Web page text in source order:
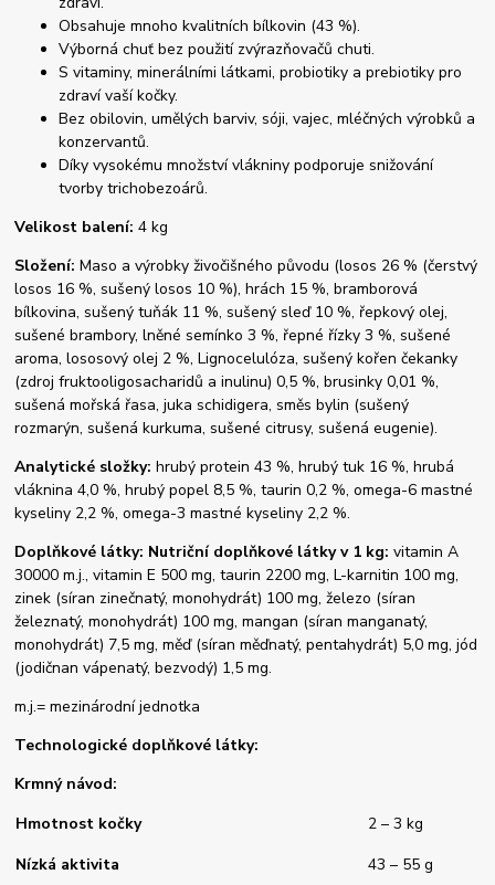
Obsahuje mnoho kvalitních bílkovin (43 %).
Výborná chuť bez použití zvýrazňovačů chuti.
S vitaminy, minerálními látkami, probiotiky a prebiotiky pro
zdraví vaší kočky.
Bez obilovin, umělých barviv, sóji, vajec, mléčných výrobků a
konzervantů.
Díky vysokému množství vlákniny podporuje snižování
tvorby trichobezoárů.
Velikost balení:4 kg
Složení: Maso a výrobky živočišného původu (losos 26 % (čerstvý
losos 16 %, sušený losos 10 %), hrách 15 %, bramborová
bílkovina, sušený tuňák 11 %, sušený sleď 10 %, řepkový olej,
sušené brambory, lněné semínko 3 %, řepné řízky 3 %, sušené
aroma, lososový olej 2 %, Lignocelulóza, sušený kořen čekanky
(zdroj fruktooligosacharidů a inulinu) 0,5 %, brusinky 0,01 %,
sušená mořská řasa, juka schidigera, směs bylin (sušený
rozmarýn, sušená kurkuma, sušené citrusy, sušená eugenie).
Analytické složky:hrubý protein 43 %, hrubý tuk 16 %, hrubá
vláknina 4,0 %, hrubý popel 8,5 %, taurin 0,2 %, omega-6 mastné
kyseliny 2,2 %, omega-3 mastné kyseliny 2,2 %.
Doplňkové látky: Nutriční doplňkové látky v 1 kg:vitamin A
30000 m.j., vitamin E 500 mg, taurin 2200 mg, L-karnitin 100 mg,
zinek (síran zinečnatý, monohydrát) 100 mg, železo (síran
železnatý, monohydrát) 100 mg, mangan (síran manganatý,
monohydrát) 7,5 mg, měď (síran měďnatý, pentahydrát) 5,0 mg, jód
(jodičnan vápenatý, bezvodý) 1,5 mg.
m.j.= mezinárodní jednotka
Technologické doplňkové látky:
Krmný návod:
Hmotnost kočky
2 – 3 kg
Nízká aktivita
43 – 55 g